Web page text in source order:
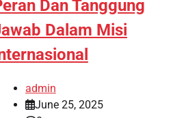
Dan Tanggung
Dalam Misi
admin
June 25, 2025